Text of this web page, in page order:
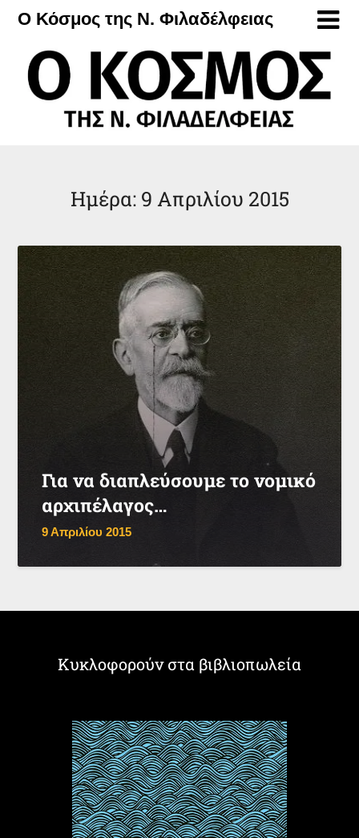
Μετάβαση
περιεχόμενο
Ο Κόσμος της Ν. Φιλαδέλφειας
Ημέρα: 9 Απριλίου 2015
Για να διαπλεύσουμε το νομικό
αρχιπέλαγος…
9 Απριλίου 2015
Κυκλοφορούν στα βιβλιοπωλεία